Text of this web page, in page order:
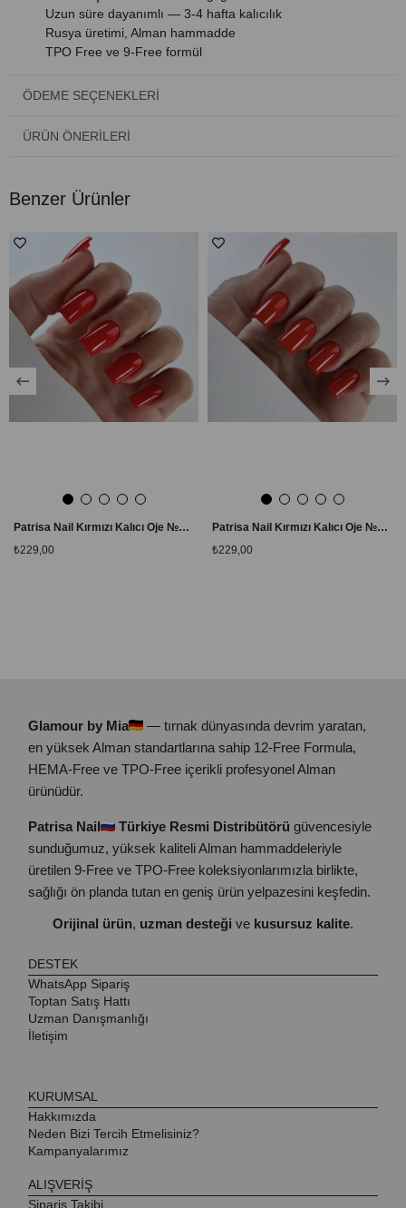
Uzun süre dayanımlı — 3-4 hafta kalıcılık
Rusya üretimi, Alman hammadde
TPO Free ve 9-Free formül
1. Tırnağı hazırlayın: şekillendirin, yağ ve tozu alın.
3. Base coat uygulayın — LED 1 dk / UV 2 dk kürleyin.
ÖDEME SEÇENEKLERI
ÜRÜN ÖNERILERI
Benzer Ürünler
Patrisa Nail Kırmızı Kalıcı Oje №150 – TPO Free – 8 ml
₺229,00
Patrisa Nail Kırmızı Kalıcı Oje №151 – TPO Free – 8 ml
₺229,00
Glamour by Mia
— tırnak dünyasında devrim yaratan,
en yüksek Alman standartlarına sahip 12-Free Formula,
HEMA-Free ve TPO-Free içerikli profesyonel Alman
ürünüdür.
Patrisa Nail Türkiye Resmi Distribütörü güvencesiyle
sunduğumuz, yüksek kaliteli Alman hammaddeleriyle
üretilen 9-Free ve TPO-Free koleksiyonlarımızla birlikte,
sağlığı ön planda tutan en geniş ürün yelpazesini keşfedin.
Orijinal ürün, uzman desteği ve kusursuz kalite.
DESTEK
WhatsApp Sipariş
Toptan Satış Hattı
Uzman Danışmanlığı
İletişim
KURUMSAL
Hakkımızda
Neden Bizi Tercih Etmelisiniz?
Kampanyalarımız
ALIŞVERİŞ
Sipariş Takibi